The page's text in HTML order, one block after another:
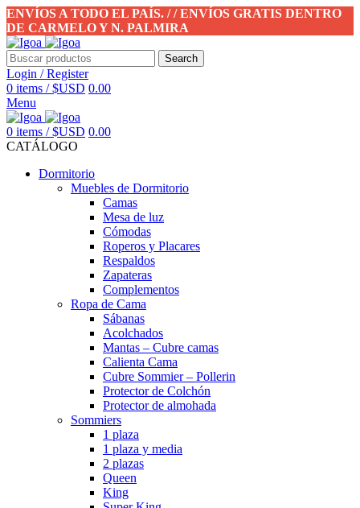
ENVÍOS A TODO EL PAÍS. / / ENVÍOS GRATIS DENTRO
DE CARMELO Y N. PALMIRA
Search
Login / Register
0 items / $USD 0.00
Menu
0 items / $USD 0.00
CATÁLOGO
Dormitorio
Muebles de Dormitorio
Camas
Mesa de luz
Cómodas
Roperos y Placares
Respaldos
Zapateras
Complementos
Ropa de Cama
Sábanas
Acolchados
Mantas – Cubre camas
Calienta Cama
Cubre Sommier – Pollerin
Protector de Colchón
Protector de almohada
Sommiers
1 plaza
1 plaza y media
2 plazas
Queen
King